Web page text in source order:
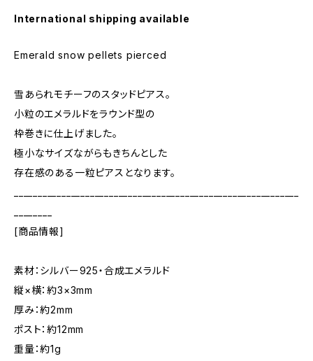
International shipping available
Emerald snow pellets pierced
雪あられモチーフのスタッドピアス。
小粒のエメラルドをラウンド型の
枠巻きに仕上げました。
極小なサイズながらもきちんとした
存在感のある一粒ピアスとなります。
[商品情報]
素材：シルバー925・合成エメラルド
縦×横：約3×3mm
厚み：約2mm
ポスト：約12mm
重量：約1g